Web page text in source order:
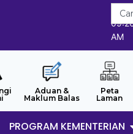
7/8/
AM
Aduan &
Maklum Balas
Peta
Laman
PROGRAM KEMENTERIAN